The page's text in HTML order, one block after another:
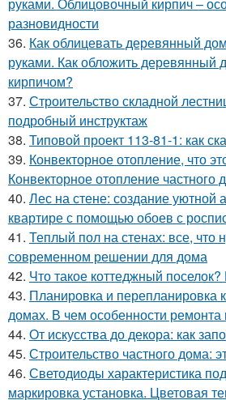
разновидности
36. Как облицевать деревянный
руками. Как обложить деревянный
кирпичом?
37. Строительство складной
подробный инструктаж
38. Типовой проект 113-81-1: как
39. Конвекторное отопление, что
Конвекторное отопление частного
40. Лес на стене: создание
квартире с помощью обоев с
41. Теплый пол на стенах: все, что
современном решении для дома
42. Что такое коттеджный
43. Планировка и перепланировка
домах. В чем особенности
44. От искусства до декора: как
45. Строительство частного дома:
46. Светодиоды характеристика
маркировка установка. Цветовая